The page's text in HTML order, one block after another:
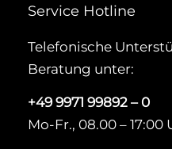
Service Hotline
Telefonische
Beratung unter:
+49 9971 99892 – 0
Mo-Fr., 08.00 – 17:00